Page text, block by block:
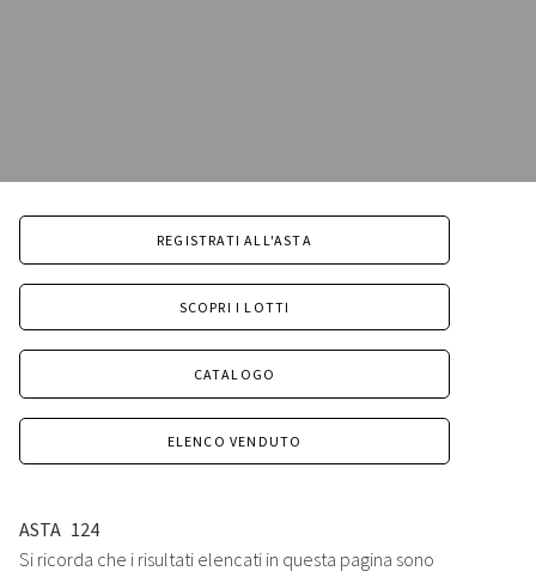
REGISTRATI ALL'ASTA
SCOPRI I LOTTI
CATALOGO
ELENCO VENDUTO
ASTA 124
Si ricorda che i risultati elencati in questa pagina sono